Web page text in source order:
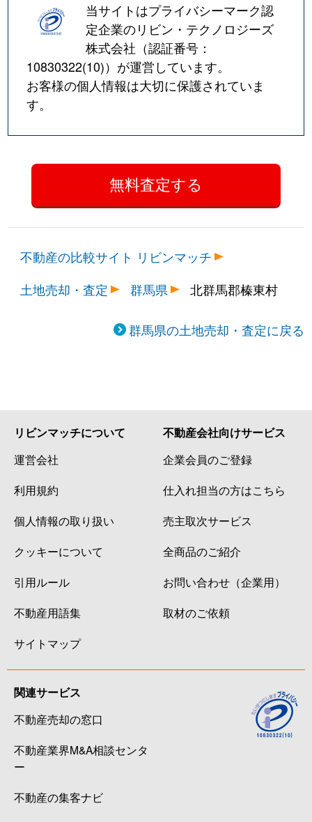
当サイトはプライバシーマーク認
定企業のリビン・テクノロジーズ
株式会社（認証番号：
10830322(10)）が運営しています。
お客様の個人情報は大切に保護されていま
す。
不動産の比較サイト リビンマッチ
土地売却・査定
群馬県 北群馬郡榛東村
群馬県の土地売却・査定に戻る
リビンマッチについて
運営会社
利用規約
個人情報の取り扱い
クッキーについて
引用ルール
不動産用語集
サイトマップ
不動産会社向けサービス
企業会員のご登録
仕入れ担当の方はこちら
売主取次サービス
全商品のご紹介
お問い合わせ（企業用）
取材のご依頼
関連サービス
不動産売却の窓口
不動産業界M&A相談センタ
ー
不動産の集客ナビ